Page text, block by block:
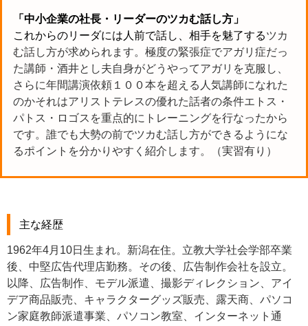
「中小企業の社長・リーダーのツカむ話し方」
これからのリーダには人前で話し、相手を魅了するツカ
む話し方が求められます。極度の緊張症でアガリ症だっ
た講師・酒井とし夫自身がどうやってアガリを克服し、
さらに年間講演依頼１００本を超える人気講師になれた
のかそれはアリストテレスの優れた話者の条件エトス・
パトス・ロゴスを重点的にトレーニングを行なったから
です。誰でも大勢の前でツカむ話し方ができるようにな
るポイントを分かりやすく紹介します。（実習有り）
主な経歴
1962年4月10日生まれ。新潟在住。立教大学社会学部卒業
後、中堅広告代理店勤務。その後、広告制作会社を設立。
以降、広告制作、モデル派遣、撮影ディレクション、アイ
デア商品販売、キャラクターグッズ販売、露天商、パソコ
ン家庭教師派遣事業、パソコン教室、インターネット通